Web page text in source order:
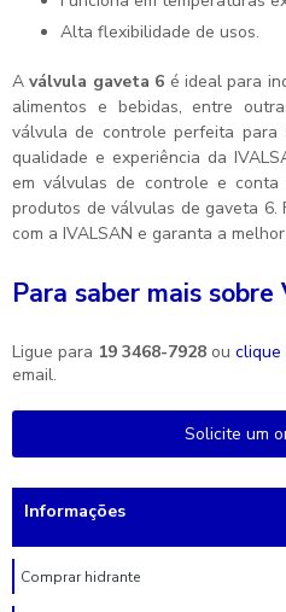
Alta flexibilidade de usos.
Aválvula gaveta 6 é ideal para
alimentos e bebidas, entre
válvula de controle perfeita para
qualidade e experiência da
em válvulas de controle e conta
produtos de válvulas de gaveta 6.
com a IVALSAN e garanta a
Para saber mais
Ligue para 19 3468-7928 ou clique
email.
Solicite um
Informações
Comprar hidrante